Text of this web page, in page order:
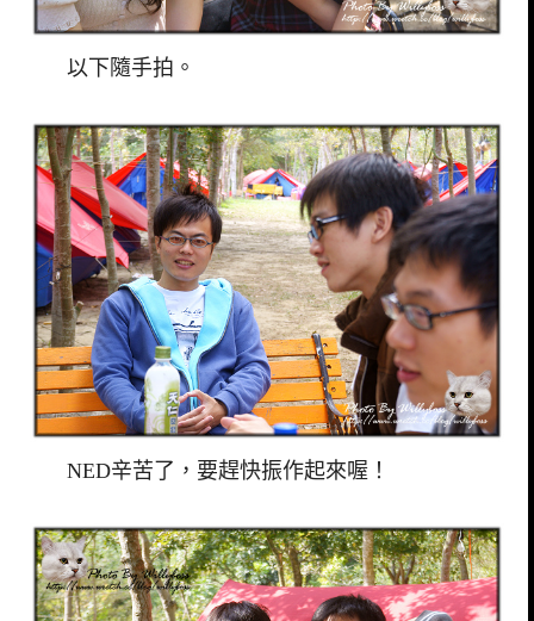
以下隨手拍。
NED辛苦了，要趕快振作起來喔！